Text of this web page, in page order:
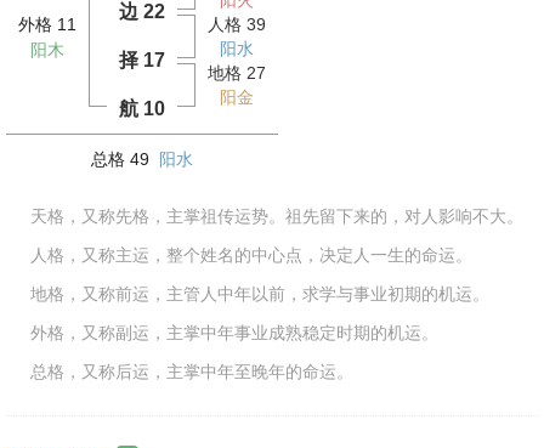
外格 11
阳木
边 22
择 17
航 10
人格 39
阳水
地格 27
阳金
总格 49 阳水
天格，又称先格，主掌祖传运势。祖先留下来的，对人影响不大。
人格，又称主运，整个姓名的中心点，决定人一生的命运。
地格，又称前运，主管人中年以前，求学与事业初期的机运。
外格，又称副运，主掌中年事业成熟稳定时期的机运。
总格，又称后运，主掌中年至晚年的命运。